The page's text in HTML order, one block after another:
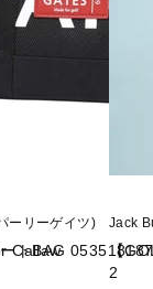
Callaw
ーリーゲイツ)
トBAG
Jack
【
2